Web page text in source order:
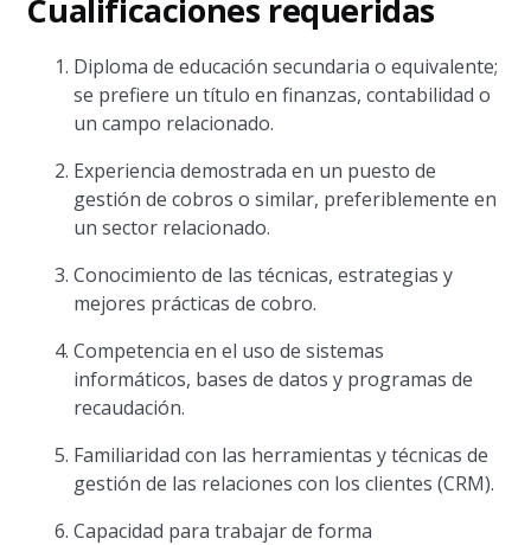
Cualificaciones requeridas
Diploma de educación secundaria o equivalente;
se prefiere un título en finanzas, contabilidad o
un campo relacionado.
Experiencia demostrada en un puesto de
gestión de cobros o similar, preferiblemente en
un sector relacionado.
Conocimiento de las técnicas, estrategias y
mejores prácticas de cobro.
Competencia en el uso de sistemas
informáticos, bases de datos y programas de
recaudación.
Familiaridad con las herramientas y técnicas de
gestión de las relaciones con los clientes (CRM).
Capacidad para trabajar de forma